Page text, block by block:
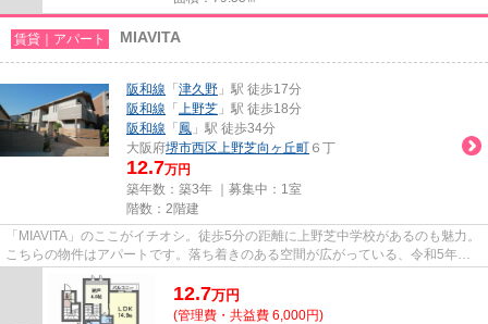
賃貸｜アパート MIAVITA
阪和線 「 津久野 」駅 徒歩17分
阪和線 「 上野芝 」駅 徒歩18分
阪和線 「 鳳 」駅 徒歩34分
大阪府堺市西区上野芝向ヶ丘町 ６丁
12.7万円
築年数：築3年 ｜募集中： 1室
階数：2階建
「MIAVITA」のここがイチオシ。徒歩5分の距離に上野芝中学校があるのも魅力。
こちらの物件はアパートです。落ち着きのある空間が広がっている、令和5年築
の物件です。当社は堺市西区に...
12.7万円
(管理費・共益費 6,000円)